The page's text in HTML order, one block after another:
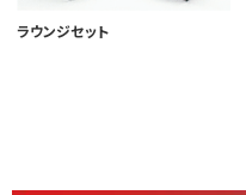
ラウンジセット